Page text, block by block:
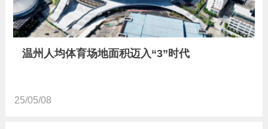
温州人均体育场地面积迈入“3”时代
25/05/08